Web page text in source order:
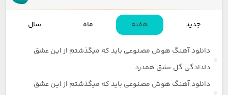
جدید هفته ماه سال
دانلود آهنگ هوش مصنوعی باید که میگذشتم از این عشق
دلدادگی گل عشق همدرد
دانلود آهنگ هوش مصنوعی باید که میگذشتم از این عشق